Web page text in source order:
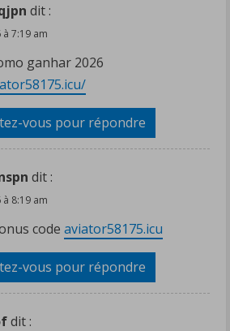
dit :
7:19 am
ganhar 2026
vous pour répondre
dit :
8:19 am
code aviator58175.icu
vous pour répondre
dit :